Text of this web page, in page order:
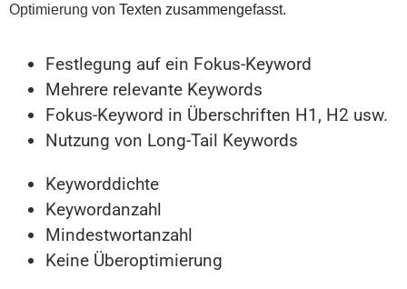
Optimierung von Texten zusammengefasst.
Festlegung auf ein Fokus-Keyword
Mehrere relevante Keywords
Fokus-Keyword in Überschriften H1, H2 usw.
Nutzung von Long-Tail Keywords
Keyworddichte
Keywordanzahl
Mindestwortanzahl
Keine Überoptimierung